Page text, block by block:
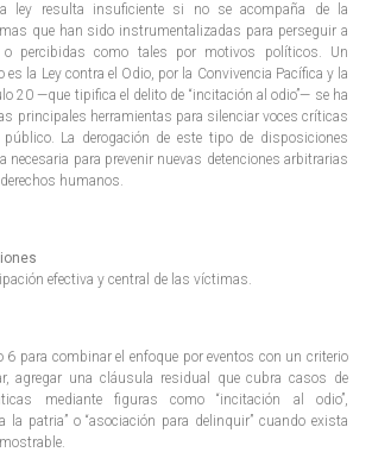
ley resulta insuficiente si no se acompaña de la
que han sido instrumentalizadas para perseguir a
o percibidas como tales por motivos políticos. Un
la Ley contra el Odio, por la Convivencia Pacífica y la
20 —que tipifica el delito de “incitación al odio”— se ha
principales herramientas para silenciar voces críticas
La derogación de este tipo de disposiciones
necesaria para prevenir nuevas detenciones arbitrarias
humanos.
efectiva y central de las víctimas.
para combinar el enfoque por eventos con un criterio
agregar una cláusula residual que cubra casos de
mediante figuras como “incitación al odio”,
la patria” o “asociación para delinquir” cuando exista